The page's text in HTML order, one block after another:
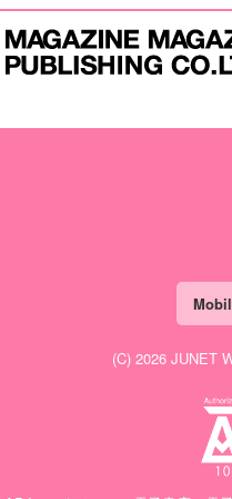
(C) 2026 JUNET